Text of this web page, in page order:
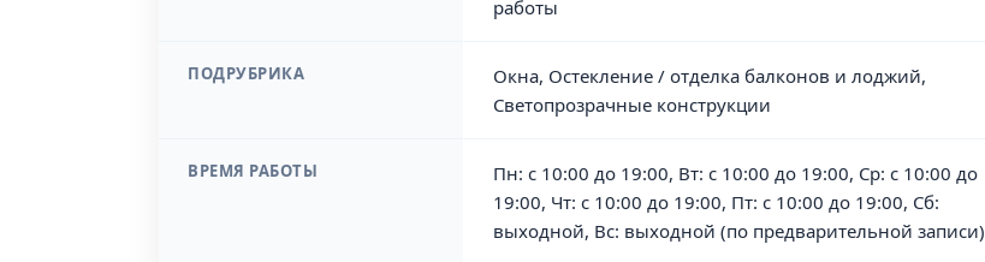
работы
ПОДРУБРИКА
Окна, Остекление / отделка балконов и лоджий,
Светопрозрачные конструкции
ВРЕМЯ РАБОТЫ
Пн: с 10:00 до 19:00, Вт: с 10:00 до 19:00, Ср: с 10:00 до
19:00, Чт: с 10:00 до 19:00, Пт: с 10:00 до 19:00, Сб:
выходной, Вс: выходной (по предварительной записи)